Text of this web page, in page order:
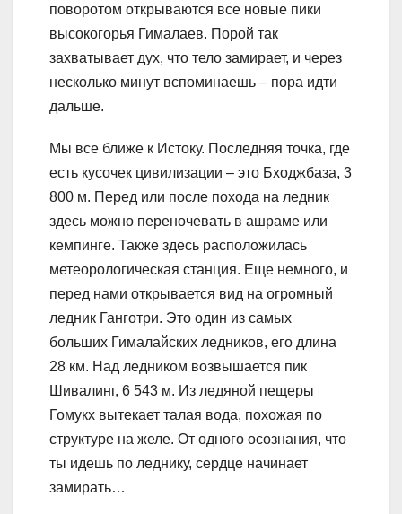
поворотом открываются все новые пики
высокогорья Гималаев. Порой так
захватывает дух, что тело замирает, и через
несколько минут вспоминаешь – пора идти
дальше.
Мы все ближе к Истоку. Последняя точка, где
есть кусочек цивилизации – это Бходжбаза, 3
800 м. Перед или после похода на ледник
здесь можно переночевать в ашраме или
кемпинге. Также здесь расположилась
метеорологическая станция. Еще немного, и
перед нами открывается вид на огромный
ледник Ганготри. Это один из самых
больших Гималайских ледников, его длина
28 км. Над ледником возвышается пик
Шивалинг, 6 543 м. Из ледяной пещеры
Гомукх вытекает талая вода, похожая по
структуре на желе. От одного осознания, что
ты идешь по леднику, сердце начинает
замирать…